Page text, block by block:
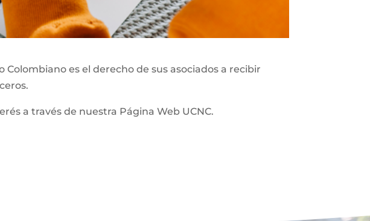
es el derecho de sus asociados a recibir
a través de nuestra Página Web UCNC.